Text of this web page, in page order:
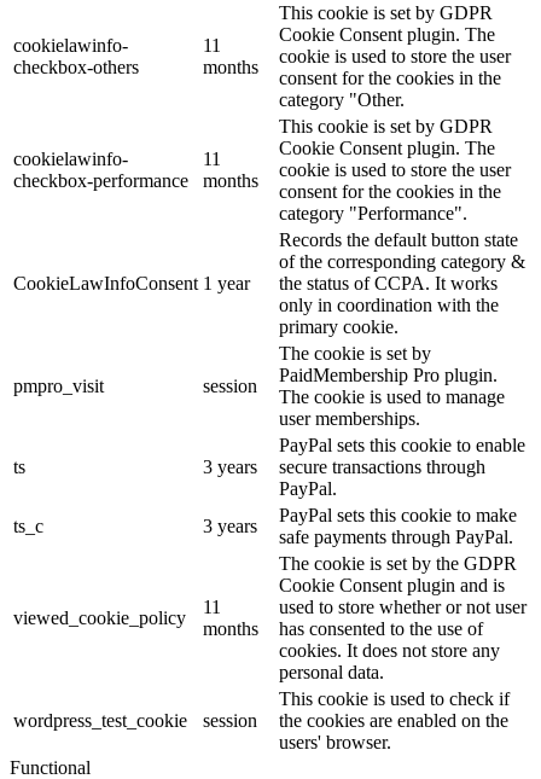
cookielawinfo-
checkbox-others
11
months
This cookie is set by GDPR
Cookie Consent plugin. The
cookie is used to store the user
consent for the cookies in the
category "Other.
cookielawinfo-
checkbox-performance
11
months
This cookie is set by GDPR
Cookie Consent plugin. The
cookie is used to store the user
consent for the cookies in the
category "Performance".
CookieLawInfoConsent 1 year
Records the default button state
of the corresponding category &
the status of CCPA. It works
only in coordination with the
primary cookie.
pmpro_visit session
The cookie is set by
PaidMembership Pro plugin.
The cookie is used to manage
user memberships.
ts 3 years
PayPal sets this cookie to enable
secure transactions through
PayPal.
ts_c
3 years
PayPal sets this cookie to make
safe payments through PayPal.
viewed_cookie_policy
11
months
The cookie is set by the GDPR
Cookie Consent plugin and is
used to store whether or not user
has consented to the use of
cookies. It does not store any
personal data.
wordpress_test_cookie session
This cookie is used to check if
the cookies are enabled on the
users' browser.
Functional